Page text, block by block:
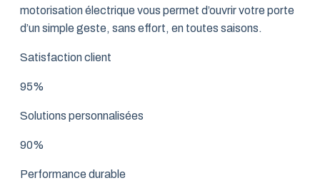
motorisation électrique vous permet d’ouvrir votre porte
d’un simple geste, sans effort, en toutes saisons.
Satisfaction client
95%
Solutions personnalisées
90%
Performance durable